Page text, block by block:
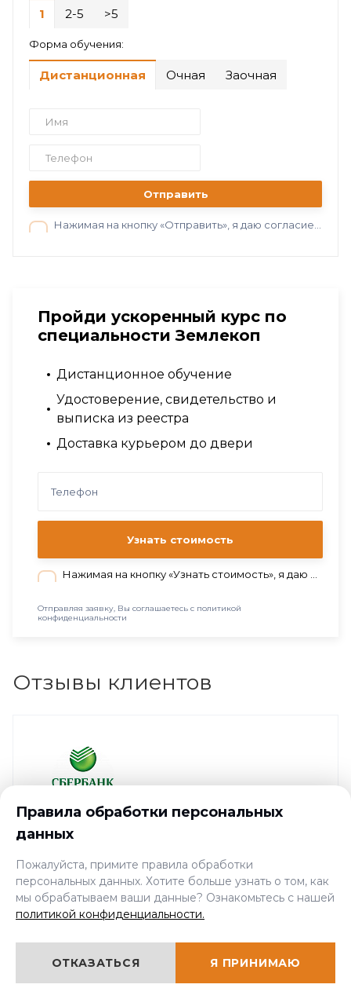
1 2-5 >5
Форма обучения:
Дистанционная Очная Заочная
Отправить
Нажимая на кнопку «Отправить», я даю согласие на обработку персональных данных в соответствии с нашей
Пройди ускоренный курс по
специальности Землекоп
Дистанционное обучение
Удостоверение, свидетельство и
выписка из реестра
Доставка курьером до двери
Узнать стоимость
Нажимая на кнопку «Узнать стоимость», я даю согласие на обработку персональных данных в соответствии с нашей
Отправляя заявку, Вы соглашаетесь с политикой
конфиденциальности
Отзывы клиентов
СОВЕТНИК ПРЕДСЕДАТЕЛЯ ЗАПАДНО-СИБИРСКОГО
Ольга Потапова
Правила обработки персональных
данных
Пожалуйста, примите правила обработки
персональных данных. Хотите больше узнать о том, как
мы обрабатываем ваши данные? Ознакомьтесь с нашей
политикой конфиденциальности.
ОТКАЗАТЬСЯ Я ПРИНИМАЮ